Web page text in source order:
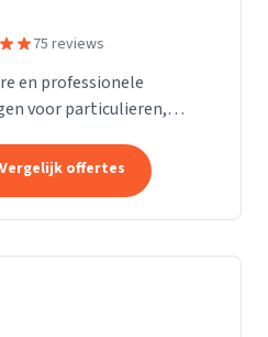
75 reviews
en professionele
voor particulieren,
Vergelijk offertes